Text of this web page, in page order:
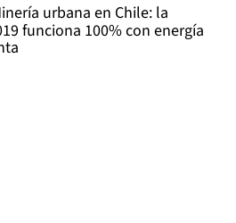
urbana en Chile: la
funciona 100% con energía